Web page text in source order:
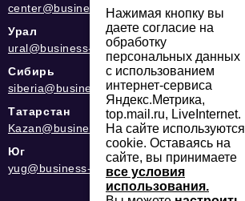
center@business-magazine.online
Урал
ural@business-magazine.online
Сибирь
siberia@business-magazine.online
Татарстан
Kazan@business-magazine.online
Юг
yug@business-magazine.online
Нажимая кнопку вы
даете согласие на
обработку
персональных данных
с использованием
интернет-сервиса
Яндекс.Метрика,
top.mail.ru, LiveInternet.
На сайте используются
cookie. Оставаясь на
сайте, вы принимаете
все условия
использования.